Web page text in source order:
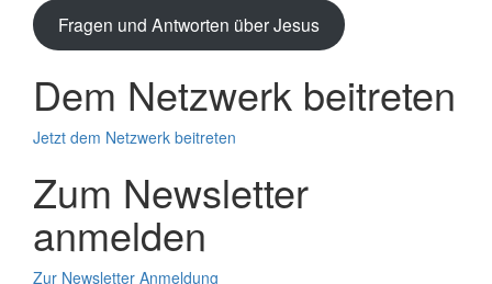
Fragen und Antworten über Jesus
Dem Netzwerk beitreten
Jetzt dem Netzwerk beitreten
Zum Newsletter
anmelden
Zur Newsletter Anmeldung